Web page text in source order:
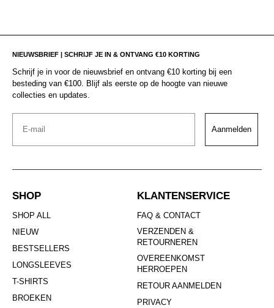
NIEUWSBRIEF | SCHRIJF JE IN & ONTVANG €10 KORTING
Schrijf je in voor de nieuwsbrief en ontvang €10 korting bij een
besteding van €100. Blijf als eerste op de hoogte van nieuwe
collecties en updates.
Email
Aanmelden
SHOP
SHOP ALL
NIEUW
BESTSELLERS
LONGSLEEVES
T-SHIRTS
BROEKEN
KLANTENSERVICE
FAQ & CONTACT
VERZENDEN &
RETOURNEREN
OVEREENKOMST
HERROEPEN
RETOUR AANMELDEN
PRIVACY